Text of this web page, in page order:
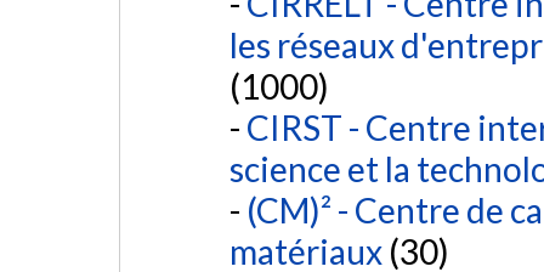
les réseaux
(1000)
CIRST - Centre
science et la
(CM)² - Centre de
matériaux (30)